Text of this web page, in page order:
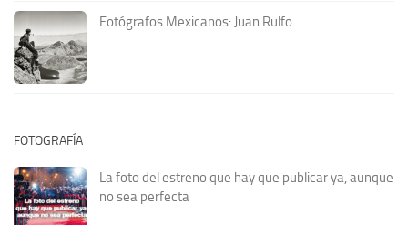
Fotógrafos Mexicanos: Juan Rulfo
FOTOGRAFÍA
La foto del estreno que hay que publicar ya, aunque
no sea perfecta